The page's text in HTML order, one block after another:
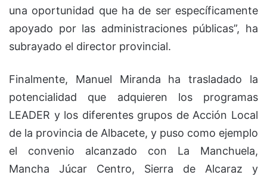
una oportunidad que ha de ser específicamente
apoyado por las administraciones públicas”, ha
subrayado el director provincial.
Finalmente, Manuel Miranda ha trasladado la
potencialidad que adquieren los programas
LEADER y los diferentes grupos de Acción Local
de la provincia de Albacete, y puso como ejemplo
el convenio alcanzado con La Manchuela,
Mancha Júcar Centro, Sierra de Alcaraz y